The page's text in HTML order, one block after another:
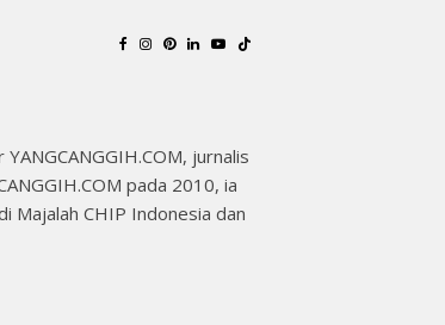
jurnalis
pada 2010, ia
Majalah CHIP Indonesia dan